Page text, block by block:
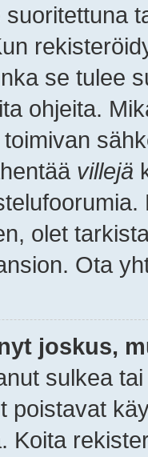
se tulee
ohjeita.
villejä
olet
Ota
joskus,
sulkea
poistavat
Koita